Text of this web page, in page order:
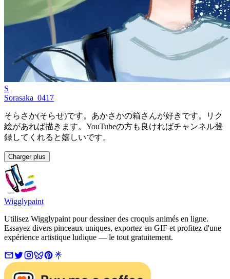
S
Sorasaka_0417
そらさか(そらせ)です。あかさかの箱さんが好きです。リク
絵があれば描きます。YouTubeの方も良ければチャンネル登
録してくれると嬉しいです。
Charger plus
Wigglypaint
Utilisez Wigglypaint pour dessiner des croquis animés en ligne.
Essayez divers pinceaux uniques, exportez en GIF et profitez d'une
expérience artistique ludique — le tout gratuitement.